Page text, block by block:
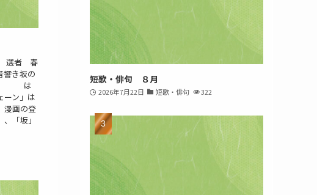
選者 春
響き坂の
は
ン」は
漫画の登
「坂」
短歌・俳句 ８月
2026年7月22日 短歌・俳句 322